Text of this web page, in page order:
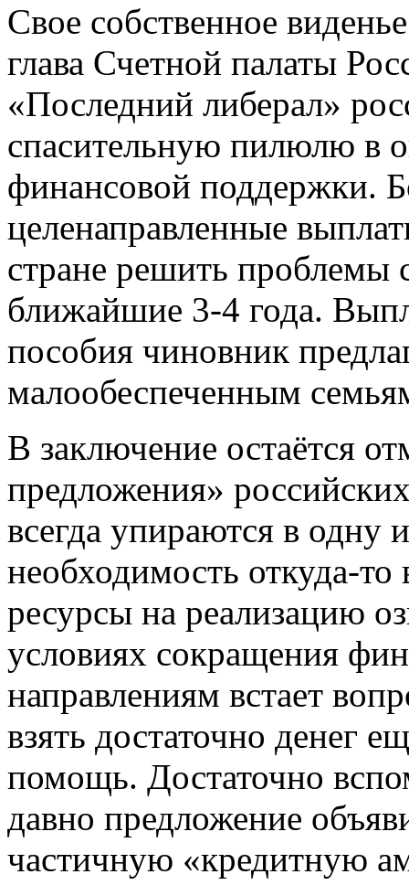
Свое собственное
глава Счетной палаты
«Последний либерал»
спасительную пилюлю в
финансовой поддержки.
целенаправленные
стране решить проблемы
ближайшие 3-4 года.
пособия чиновник
малообеспеченным
В заключение остаётся
предложения»
всегда упираются в одну
необходимость откуда-
ресурсы на реализацию
условиях сокращения
направлениям встает
взять достаточно денег
помощь. Достаточно
давно предложение
частичную «кредитную